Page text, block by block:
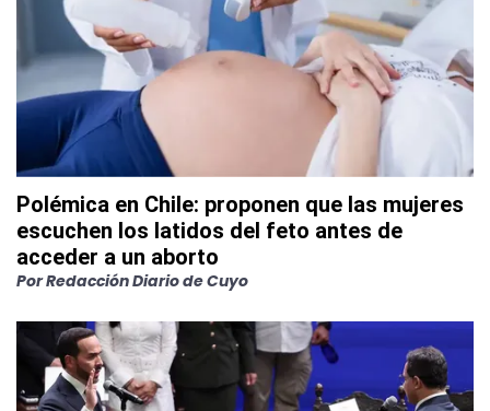
Polémica en Chile: proponen que las mujeres
escuchen los latidos del feto antes de
acceder a un aborto
PorRedacción Diario de Cuyo